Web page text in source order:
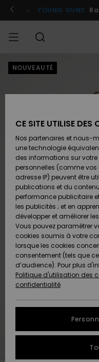
l'information
le
Se connecter /
YOUNG GUNS
HOMME
&
Surf
Snow
A
&
Surf
Snow
A
FEMME
A
Snow
SURF
Surf
Shop
SNOW
Snow
Shop
Snow
Shop
A
OUTLET
AIDE &
CONTACT
Retours
Carte
des
tailles
MAGASINS
QUIKSILVER
NOUVEAUTÉ
CE SITE UTILISE DES
Nos partenaires et nous-
une technologie
des informations sur
personnelles (comme
adresse IP) peuvent être
publications et du
performance publicitaire
les publicités ; et en
développer et améliorer
Vous pouvez paramétrer
cookies soumis à votre
lorsque les cookies
consentement (tels que
d’audience). Pour plus
Politique d'utilisation des
confidentialité